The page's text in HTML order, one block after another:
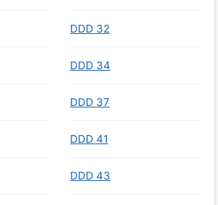
DDD 32
DDD 34
DDD 37
DDD 41
DDD 43